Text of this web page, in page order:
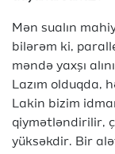
Mən sualın
bilərəm ki,
məndə yaxşı
Lazım olduqda,
Lakin bizim
qiymətləndirilir,
yüksəkdir. Bir